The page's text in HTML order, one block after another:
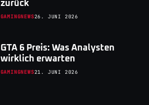
zurück
GAMINGNEWS26. JUNI 2026
GTA 6 Preis: Was Analysten
wirklich erwarten
GAMINGNEWS21. JUNI 2026